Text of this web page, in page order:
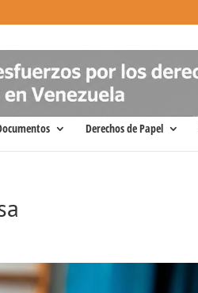
Derechos de Papel